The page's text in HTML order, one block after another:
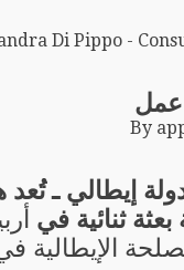
Di Pippo -
By
إيطالي ـ تُعد
بعثة ثنائية في
الإيطالية